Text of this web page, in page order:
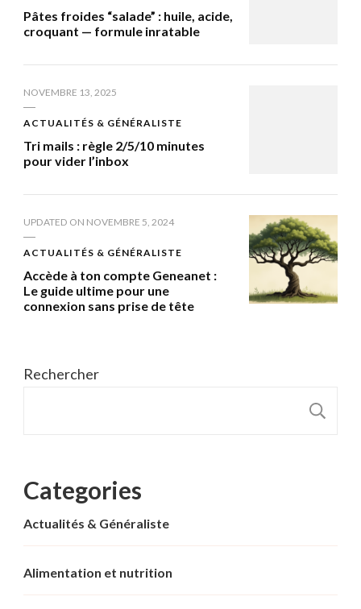
Pâtes froides “salade” : huile, acide,
croquant — formule inratable
NOVEMBRE 13, 2025
ACTUALITÉS & GÉNÉRALISTE
Tri mails : règle 2/5/10 minutes
pour vider l’inbox
UPDATED ON NOVEMBRE 5, 2024
ACTUALITÉS & GÉNÉRALISTE
Accède à ton compte Geneanet :
Le guide ultime pour une
connexion sans prise de tête
Rechercher
Categories
Actualités & Généraliste
Alimentation et nutrition